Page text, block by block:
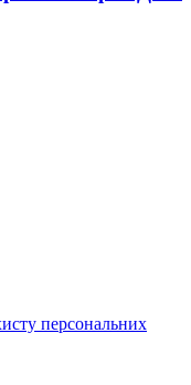
персональних